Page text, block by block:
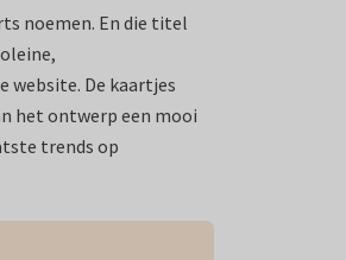
noemen. En die titel
website. De kaartjes
het ontwerp een mooi
trends op